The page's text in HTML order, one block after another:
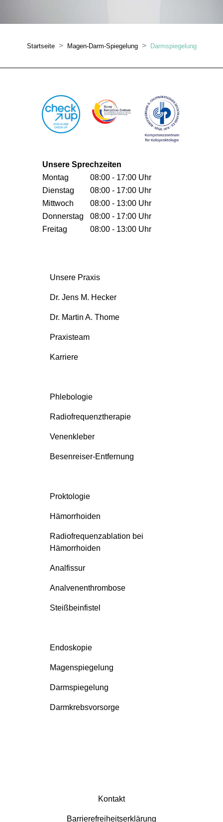
Startseite Magen-Darm-Spiegelung Darmspiegelung
Unsere Sprechzeiten
Montag
08:00 - 17:00 Uhr
Dienstag
08:00 - 17:00 Uhr
Mittwoch
08:00 - 13:00 Uhr
Donnerstag
08:00 - 17:00 Uhr
Freitag
08:00 - 13:00 Uhr
Unsere Praxis
Dr. Jens M. Hecker
Dr. Martin A. Thome
Praxisteam
Karriere
Phlebologie
Radiofrequenztherapie
Venenkleber
Besenreiser-Entfernung
Proktologie
Hämorrhoiden
Radiofrequenzablation bei
Hämorrhoiden
Analfissur
Analvenenthrombose
Steißbeinfistel
Endoskopie
Magenspiegelung
Darmspiegelung
Darmkrebsvorsorge
Kontakt
Barrierefreiheitserklärung